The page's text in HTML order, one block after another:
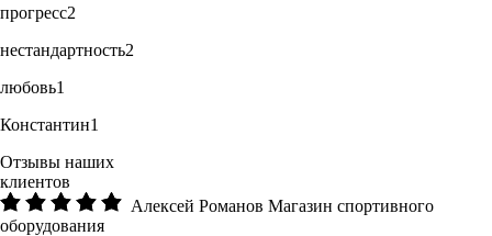
прогресс2
нестандартность2
любовь1
Константин1
Отзывы наших
клиентов
Алексей Романов Магазин спортивного
оборудования